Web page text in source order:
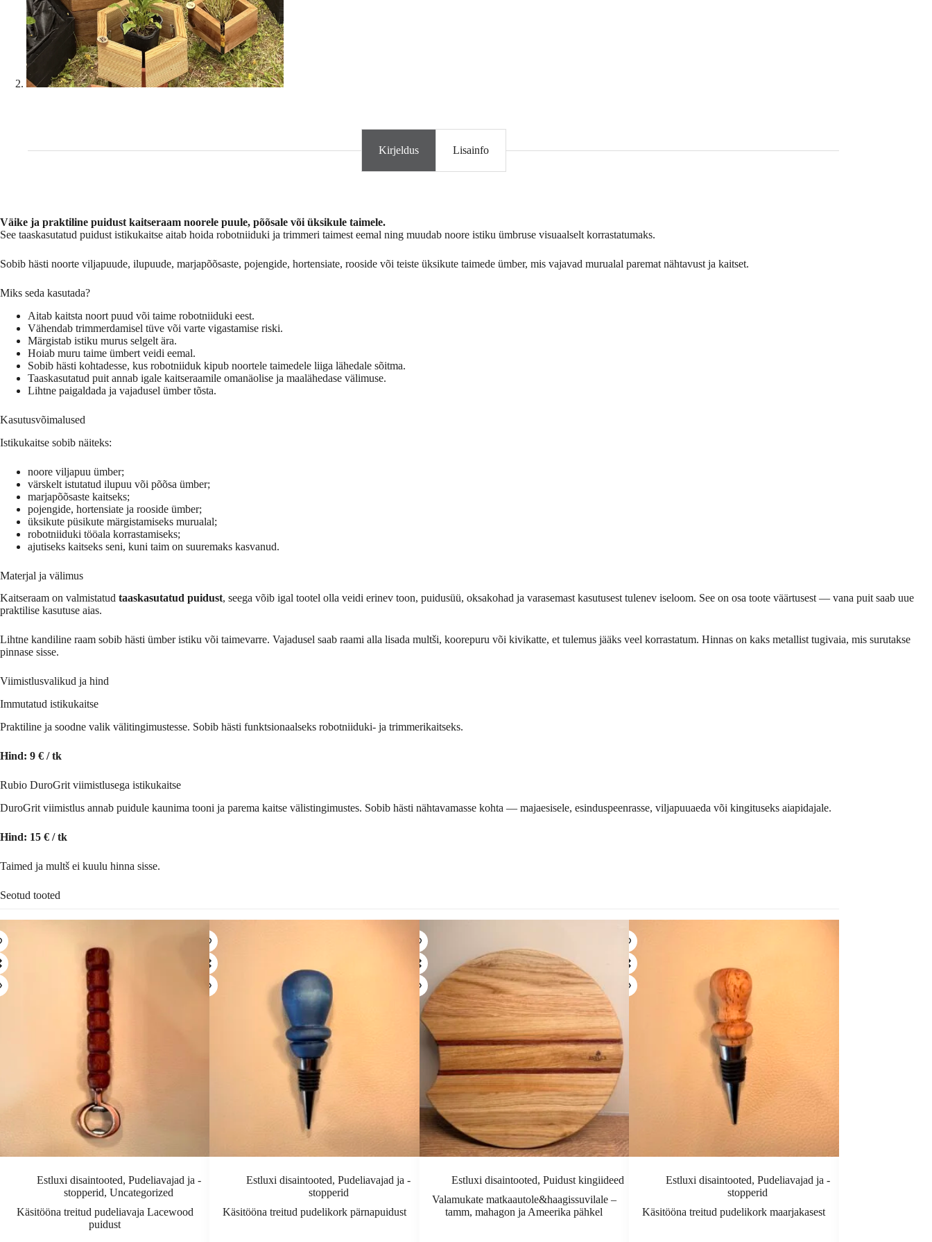
Kirjeldus Lisainfo
Väike ja praktiline puidust kaitseraam noorele puule, põõsale või üksikule taimele.
See taaskasutatud puidust istikukaitse aitab hoida robotniiduki ja trimmeri taimest eemal ning muudab noore istiku ümbruse visuaalselt korrastatumaks.
Sobib hästi noorte viljapuude, ilupuude, marjapõõsaste, pojengide, hortensiate, rooside või teiste üksikute taimede ümber, mis vajavad murualal paremat nähtavust ja kaitset.
Miks seda kasutada?
Aitab kaitsta noort puud või taime robotniiduki eest.
Vähendab trimmerdamisel tüve või varte vigastamise riski.
Märgistab istiku murus selgelt ära.
Hoiab muru taime ümbert veidi eemal.
Sobib hästi kohtadesse, kus robotniiduk kipub noortele taimedele liiga lähedale sõitma.
Taaskasutatud puit annab igale kaitseraamile omanäolise ja maalähedase välimuse.
Lihtne paigaldada ja vajadusel ümber tõsta.
Kasutusvõimalused
Istikukaitse sobib näiteks:
noore viljapuu ümber;
värskelt istutatud ilupuu või põõsa ümber;
marjapõõsaste kaitseks;
pojengide, hortensiate ja rooside ümber;
üksikute püsikute märgistamiseks murualal;
robotniiduki tööala korrastamiseks;
ajutiseks kaitseks seni, kuni taim on suuremaks kasvanud.
Materjal ja välimus
Kaitseraam on valmistatud taaskasutatud puidust, seega võib igal tootel olla veidi erinev toon, puidusüü, oksakohad ja varasemast kasutusest tulenev iseloom. See on osa toote väärtusest — vana puit saab uue
praktilise kasutuse aias.
Lihtne kandiline raam sobib hästi ümber istiku või taimevarre. Vajadusel saab raami alla lisada multši, koorepuru või kivikatte, et tulemus jääks veel korrastatum. Hinnas on kaks metallist tugivaia, mis surutakse
pinnase sisse.
Viimistlusvalikud ja hind
Immutatud istikukaitse
Praktiline ja soodne valik välitingimustesse. Sobib hästi funktsionaalseks robotniiduki- ja trimmerikaitseks.
Hind: 9 € / tk
Rubio DuroGrit viimistlusega istikukaitse
DuroGrit viimistlus annab puidule kaunima tooni ja parema kaitse välistingimustes. Sobib hästi nähtavamasse kohta — majaesisele, esinduspeenrasse, viljapuuaeda või kingituseks aiapidajale.
Hind: 15 € / tk
Taimed ja multš ei kuulu hinna sisse.
Seotud tooted
Estluxi disaintooted, Pudeliavajad ja -
stopperid,Uncategorized
Käsitööna treitud pudeliavaja Lacewood
puidust
Estluxi disaintooted,Pudeliavajad ja -
stopperid
Käsitööna treitud pudelikork pärnapuidust
Estluxi disaintooted,Puidust kingiideed
Valamukate matkaautole&haagissuvilale –
tamm, mahagon ja Ameerika pähkel
Estluxi disaintooted, Pudeliavajad ja -
stopperid
Käsitööna treitud pudelikork maarjakasest